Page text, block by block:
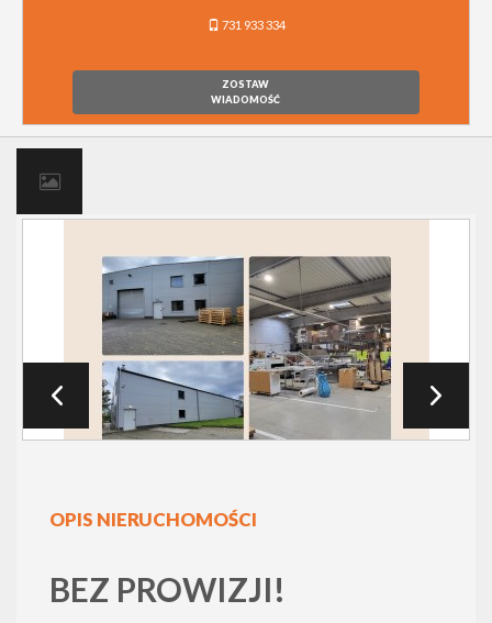
731 933 334
ZOSTAW
WIADOMOŚĆ
OPIS NIERUCHOMOŚCI
BEZ PROWIZJI!